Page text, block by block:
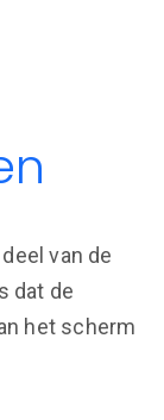
van de
dat de
het scherm